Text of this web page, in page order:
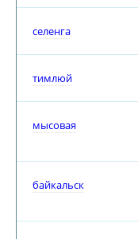
селенга
тимлюй
мысовая
байкальск